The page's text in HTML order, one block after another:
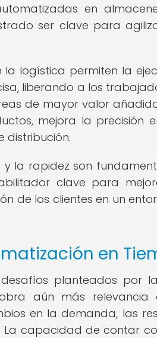
en
ser clave para
la logística permiten la
liberando a los
de mayor valor
mejora la precisión
distribución.
y la rapidez son
clave para
de los clientes en un
en
planteados por
aún más
en la demanda, las
La capacidad de contar